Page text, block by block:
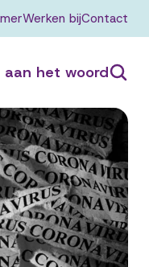
Werken bijContact
aan het woord